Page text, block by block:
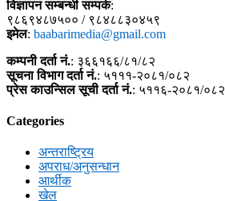
विज्ञापन सम्बन्धी सम्पर्क:
९८६९४८७५०० / ९८४८८३०४५९
इमेल: baabarimedia@gmail.com
कम्पनी दर्ता नं.: ३६६१६६/८१/८२
सूचना विभाग दर्ता नं.: ५१११-२०८१/०८२
प्रेस काउन्सिल सूची दर्ता नं.: ५११६-२०८१/०८२
Categories
अन्तराष्ट्रिय
अपराध/अनुसन्धान
आर्थीक
खेल